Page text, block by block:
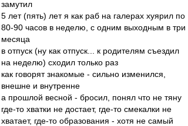
замутил
5 лет (пять) лет я как раб на галерах хуярил по
80-90 часов в неделю, с одним выходным в три
месяца
в отпуск (ну как отпуск... к родителям съездил
на неделю) сходил только раз
как говорят знакомые - сильно изменился,
внешне и внутренне
а прошлой весной - бросил, понял что не тяну
где-то хватки не достает, где-то смекалки не
хватает, где-то образования - хотя не самый